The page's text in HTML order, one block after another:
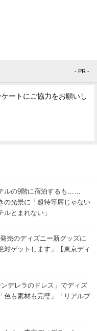
- PR -
ートにご協力をお願いし
ルの9階に宿泊するも……
の光景に「超特等席じゃない
とまれない」
売のディズニー新グッズに
対ゲットします」【東京ディ
デレラのドレス」でディズ
も素材も完璧」「リアルプ